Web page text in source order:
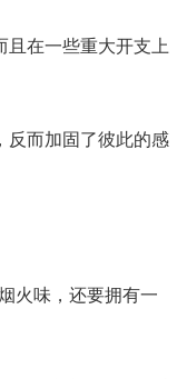
且在一些重大开支上
反而加固了彼此的感
火味，还要拥有一